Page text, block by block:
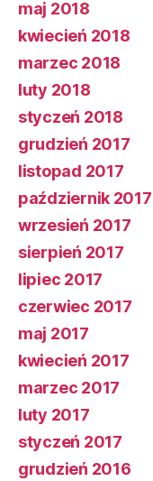
maj 2018
kwiecień 2018
marzec 2018
luty 2018
styczeń 2018
grudzień 2017
listopad 2017
październik 2017
wrzesień 2017
sierpień 2017
lipiec 2017
czerwiec 2017
maj 2017
kwiecień 2017
marzec 2017
luty 2017
styczeń 2017
grudzień 2016